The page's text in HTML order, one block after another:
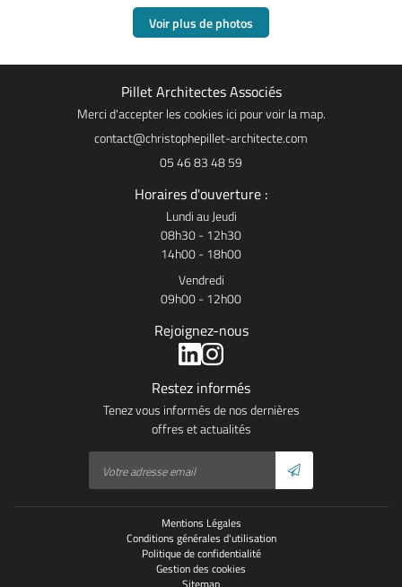

Agrandir la photo
Voir plus de photos
Pillet Architectes Associés
Merci d'accepter les cookies ici pour voir la map.
05 46 83 48 59
Horaires d'ouverture :
Lundi au Jeudi
08h30 - 12h30
14h00 - 18h00
Vendredi
09h00 - 12h00
Rejoignez-nous
Restez informés
Tenez vous informés de nos dernières
offres et actualités
Mentions Légales
Conditions générales d'utilisation
Politique de confidentialité
Gestion des cookies